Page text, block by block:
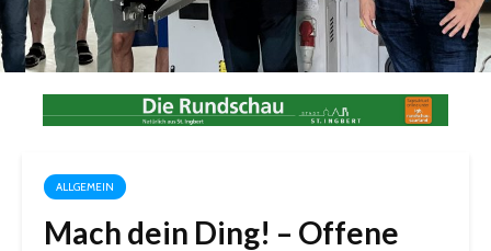
ALLGEMEIN
Mach dein Ding! – Offene